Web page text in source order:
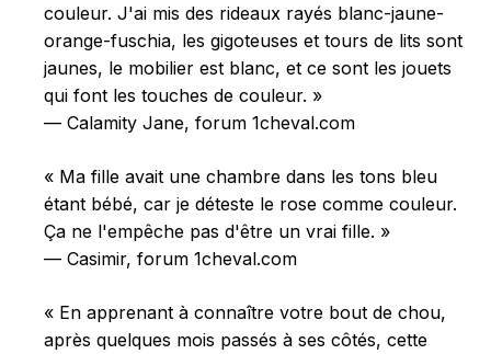
couleur. J'ai mis des rideaux rayés blanc-jaune-
orange-fuschia, les gigoteuses et tours de lits sont
jaunes, le mobilier est blanc, et ce sont les jouets
qui font les touches de couleur. »
— Calamity Jane, forum 1cheval.com
« Ma fille avait une chambre dans les tons bleu
étant bébé, car je déteste le rose comme couleur.
Ça ne l'empêche pas d'être un vrai fille. »
— Casimir, forum 1cheval.com
« En apprenant à connaître votre bout de chou,
après quelques mois passés à ses côtés, cette